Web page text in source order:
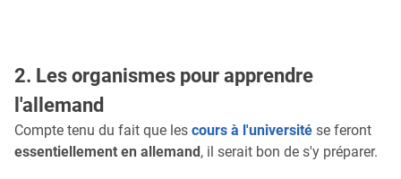
2. Les organismes pour apprendre
l'allemand
Compte tenu du fait que les cours à l'université se feront
essentiellement en allemand , il serait bon de s'y préparer.